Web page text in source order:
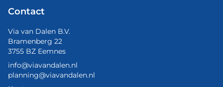
Contact
Via van Dalen B.V.
Bramenberg 22
3755 BZ Eemnes
info@viavandalen.nl
planning@viavandalen.nl